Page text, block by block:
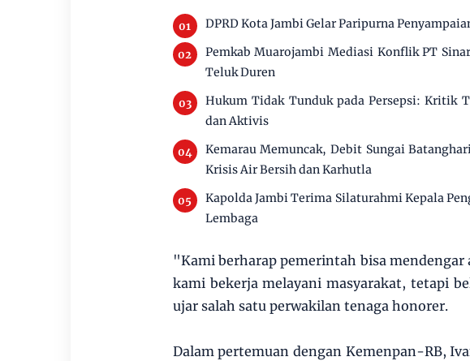
DPRD Kota Jambi Gelar Paripurna
Pemkab Muarojambi Mediasi Konflik PT
Teluk Duren
Hukum Tidak Tunduk pada Persepsi: Kritik
dan Aktivis
Kemarau Memuncak, Debit Sungai
Krisis Air Bersih dan Karhutla
Kapolda Jambi Terima Silaturahmi Kepala
Lembaga
"Kami berharap pemerintah bisa
kami bekerja melayani masyarakat, tetapi
ujar salah satu perwakilan tenaga honorer.
Dalam pertemuan dengan Kemenpan-RB,